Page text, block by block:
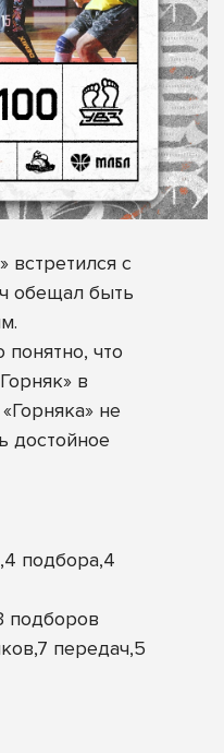
встретился с
обещал быть
что
в
не
достойное
подбора,4
подборов
передач,5